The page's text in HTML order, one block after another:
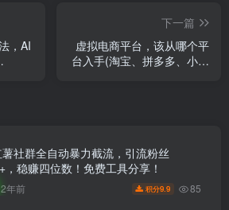
，AI
下一篇
虚拟电商平台，该从哪个平
台入手(淘宝、拼多多、小红
社群全自动暴力截流，引流粉丝
，稳赚四位数！免费工具分享！
2年前 积分9.9 85